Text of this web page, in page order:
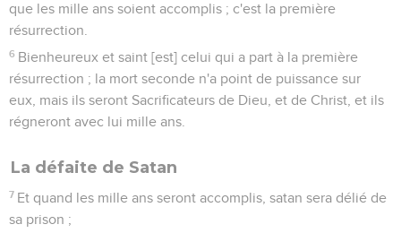
que les mille ans soient accomplis ; c'est la première
résurrection.
6 Bienheureux et saint [est] celui qui a part à la première
résurrection ; la mort seconde n'a point de puissance sur
eux, mais ils seront Sacrificateurs de Dieu, et de Christ, et ils
régneront avec lui mille ans.
La défaite de Satan
7 Et quand les mille ans seront accomplis, satan sera délié de
sa prison ;